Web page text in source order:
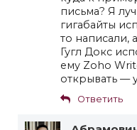
письма? Я
гигабайты
то написали,
Гугл Докс
ему Zoho
открывать —
Ответить